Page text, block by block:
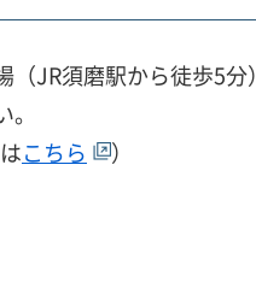
JR須磨駅から徒歩5分）
こちら ）